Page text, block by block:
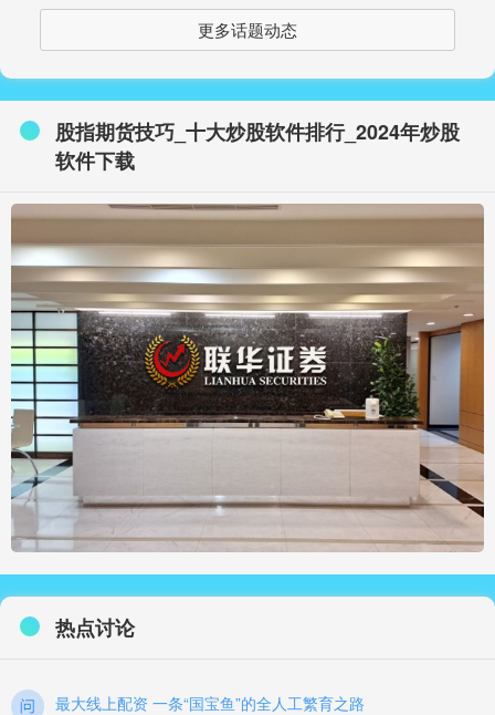
更多话题动态
股指期货技巧_十大炒股软件排行_2024年炒股
软件下载
热点讨论
最大线上配资 一条“国宝鱼”的全人工繁育之路